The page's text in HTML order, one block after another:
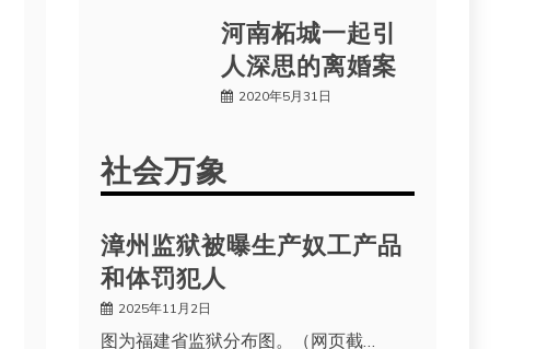
河南柘城一起引
人深思的离婚案
2020年5月31日
社会万象
漳州监狱被曝生产奴工产品
和体罚犯人
2025年11月2日
图为福建省监狱分布图。（网页截…